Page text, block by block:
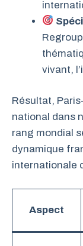
vivant,
Résultat,
national dans
rang mondial
dynamique
internationale
Aspect